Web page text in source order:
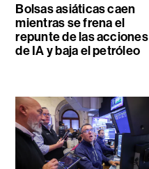
Bolsas asiáticas caen
mientras se frena el
repunte de las acciones
de IA y baja el petróleo